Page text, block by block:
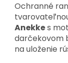
Ochranné
Anekkes
darčekovom
na uloženie